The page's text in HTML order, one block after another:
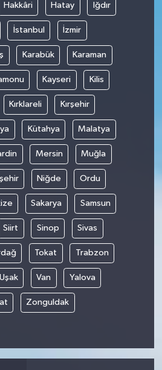
Hakkâri Hatay Iğdır
İstanbul İzmir
Karabük Karaman
Kayseri Kilis
Kırklareli Kırşehir
Kütahya Malatya
Mersin Muğla
Niğde Ordu
Sakarya Samsun
Siirt Sinop Sivas
Tokat Trabzon
Uşak Van Yalova
Zonguldak